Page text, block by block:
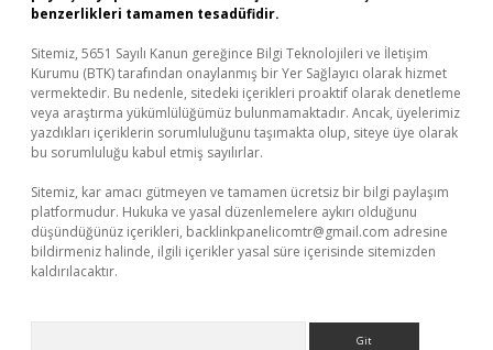
benzerlikleri tamamen tesadüfidir.
Sitemiz, 5651 Sayılı Kanun gereğince Bilgi Teknolojileri ve İletişim
Kurumu (BTK) tarafından onaylanmış bir Yer Sağlayıcı olarak hizmet
vermektedir. Bu nedenle, sitedeki içerikleri proaktif olarak denetleme
veya araştırma yükümlülüğümüz bulunmamaktadır. Ancak, üyelerimiz
yazdıkları içeriklerin sorumluluğunu taşımakta olup, siteye üye olarak
bu sorumluluğu kabul etmiş sayılırlar.
Sitemiz, kar amacı gütmeyen ve tamamen ücretsiz bir bilgi paylaşım
platformudur. Hukuka ve yasal düzenlemelere aykırı olduğunu
düşündüğünüz içerikleri, backlinkpanelicomtr@gmail.com adresine
bildirmeniz halinde, ilgili içerikler yasal süre içerisinde sitemizden
kaldırılacaktır.